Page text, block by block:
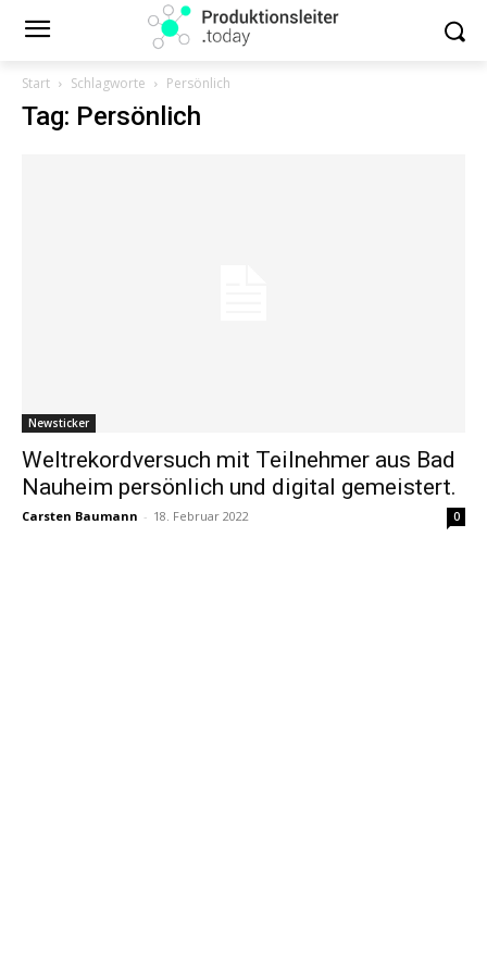
Start Schlagworte Persönlich
Tag: Persönlich
Newsticker
Weltrekordversuch mit Teilnehmer aus Bad
Nauheim persönlich und digital gemeistert.
Carsten Baumann - 18. Februar 2022 0